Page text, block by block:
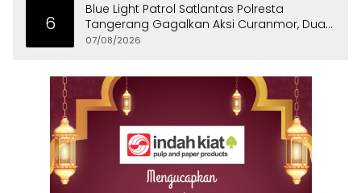
6
Blue Light Patrol Satlantas Polresta
Tangerang Gagalkan Aksi Curanmor, Dua
Pria Diamankan
07/08/2026